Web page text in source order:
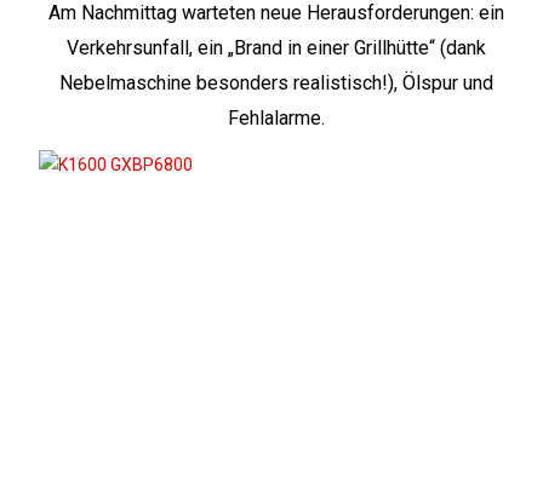
Am Nachmittag warteten neue Herausforderungen: ein
Verkehrsunfall, ein „Brand in einer Grillhütte“ (dank
Nebelmaschine besonders realistisch!), Ölspur und
Fehlalarme.